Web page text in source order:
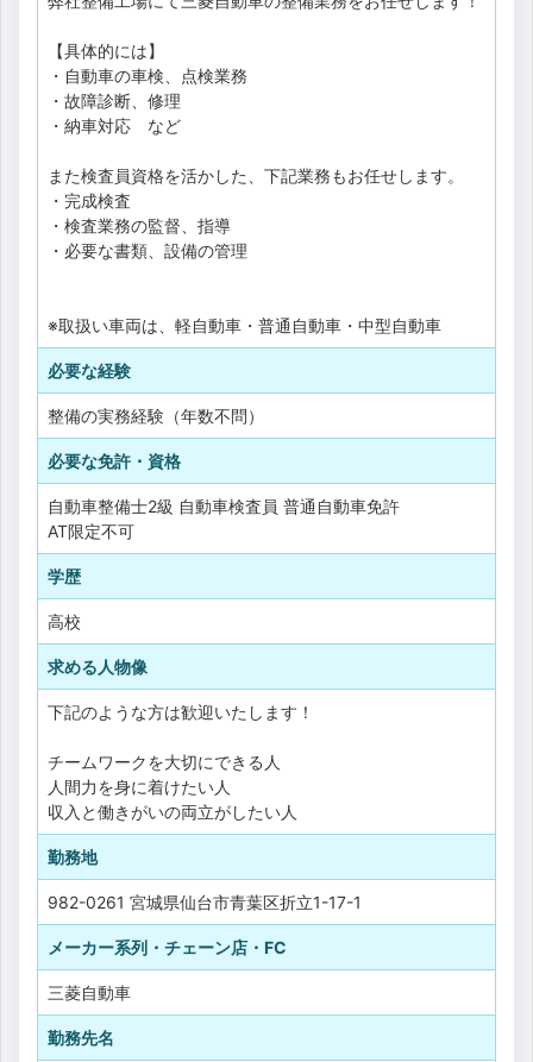
【具体的には】
・自動車の車検、点検業務
・故障診断、修理
・納車対応 など
また検査員資格を活かした、下記業務もお任せします。
・完成検査
・検査業務の監督、指導
・必要な書類、設備の管理
※取扱い車両は、軽自動車・普通自動車・中型自動車
必要な経験
整備の実務経験（年数不問）
必要な免許・資格
自動車整備士2級 自動車検査員 普通自動車免許
AT限定不可
学歴
高校
求める人物像
下記のような方は歓迎いたします！
チームワークを大切にできる人
人間力を身に着けたい人
収入と働きがいの両立がしたい人
勤務地
982-0261 宮城県仙台市青葉区折立1-17-1
メーカー系列・チェーン店・FC
三菱自動車
勤務先名